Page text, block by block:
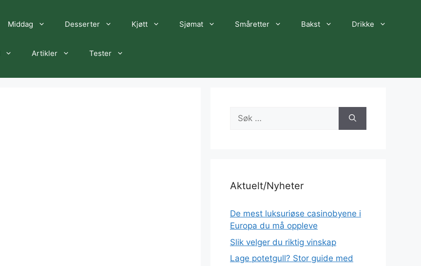
Middag Desserter Kjøtt Sjømat Småretter Bakst Drikke
Artikler Tester
Søk
etter:
Aktuelt/Nyheter
De mest luksuriøse casinobyene i
Europa du må oppleve
Slik velger du riktig vinskap
Lage potetgull? Stor guide med